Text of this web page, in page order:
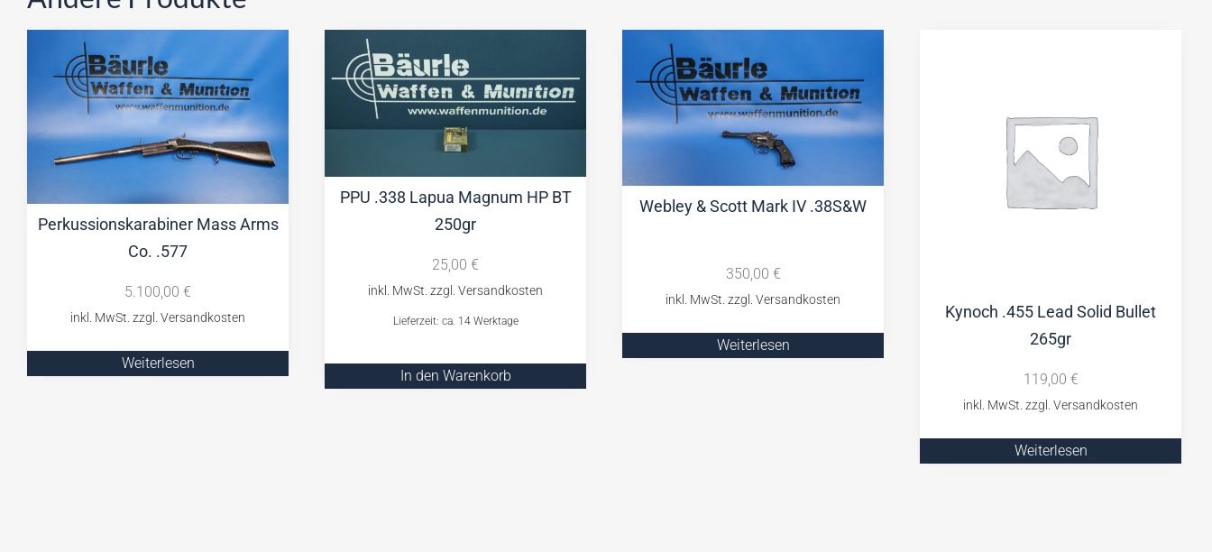
Perkussionskarabiner Mass Arms
Co. .577
5.100,00 €
Weiterlesen
PPU .338 Lapua Magnum HP BT
250gr
25,00 €
Lieferzeit: ca. 14 Werktage
In den Warenkorb
Webley & Scott Mark IV .38S&W
350,00 €
Weiterlesen
Kynoch .455 Lead Solid Bullet
265gr
119,00 €
Weiterlesen